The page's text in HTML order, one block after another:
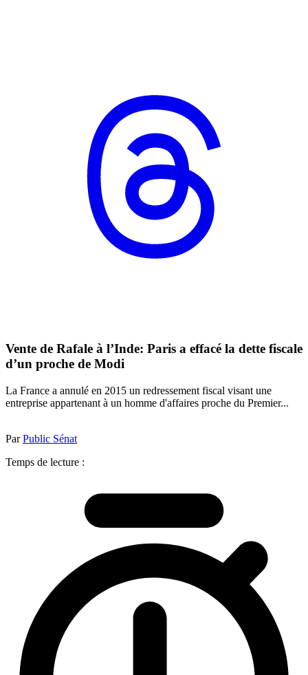
Vente de Rafale à l’Inde: Paris a effacé la dette fiscale
d’un proche de Modi
La France a annulé en 2015 un redressement fiscal visant une
entreprise appartenant à un homme d'affaires proche du Premier...
ParPublic Sénat
Temps de lecture :